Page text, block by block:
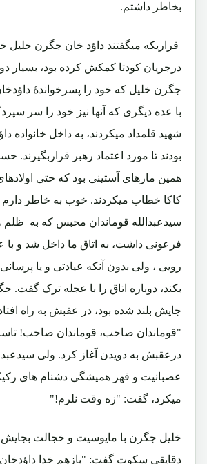
بخاطر داشتم.
قراریکه میگفتند داؤد خان جگرن خلیل
درجریان کودتا کمکش کرده بود،
جگرن خلیل که خود را پسرخواندۀ
با عده دیگری که آنها نیز خود را سر
شهید قلمداد میکردند، به داخل خانواده
بودند تا مورد اعتماد رهبر قراربگیرند.
همین مارهای آستینی بود که حتی اولادهای
کاکا خطاب میکردند. خوب به خاطر دارم
سیدعبدالله قوماندان محبس که به ظلم
فرعونی داشت، به اتاق ما داخل شد و
رویی ، ولی بدون آنکه عیادتی و یا
بکند، دوباره اتاق را با عجله ترک گفت.
جایش بلند شده بود، در عقبش به راه
"قوماندان صاحب، قوماندان صاحب!
درعقبش به دویدن آغاز کرد. ولی
عصبانیت و قهر همیشگی دشنام های
میکرد، گفت: "زه وقت نلرم!"
خلیل جگرن با مایوسیت و خجالت بجایش
دقایقی سکوت گفت: "بازهم خدا